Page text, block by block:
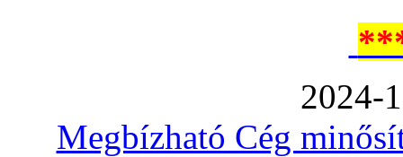
2024-
Megbízható Cég